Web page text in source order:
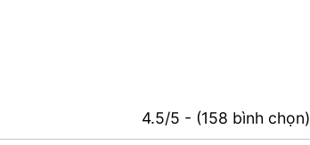
4.5/5 - (158 bình chọn)